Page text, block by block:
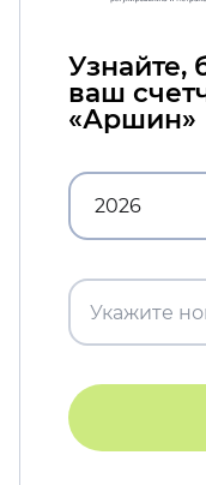
Узнайте,
ваш
«Аршин»